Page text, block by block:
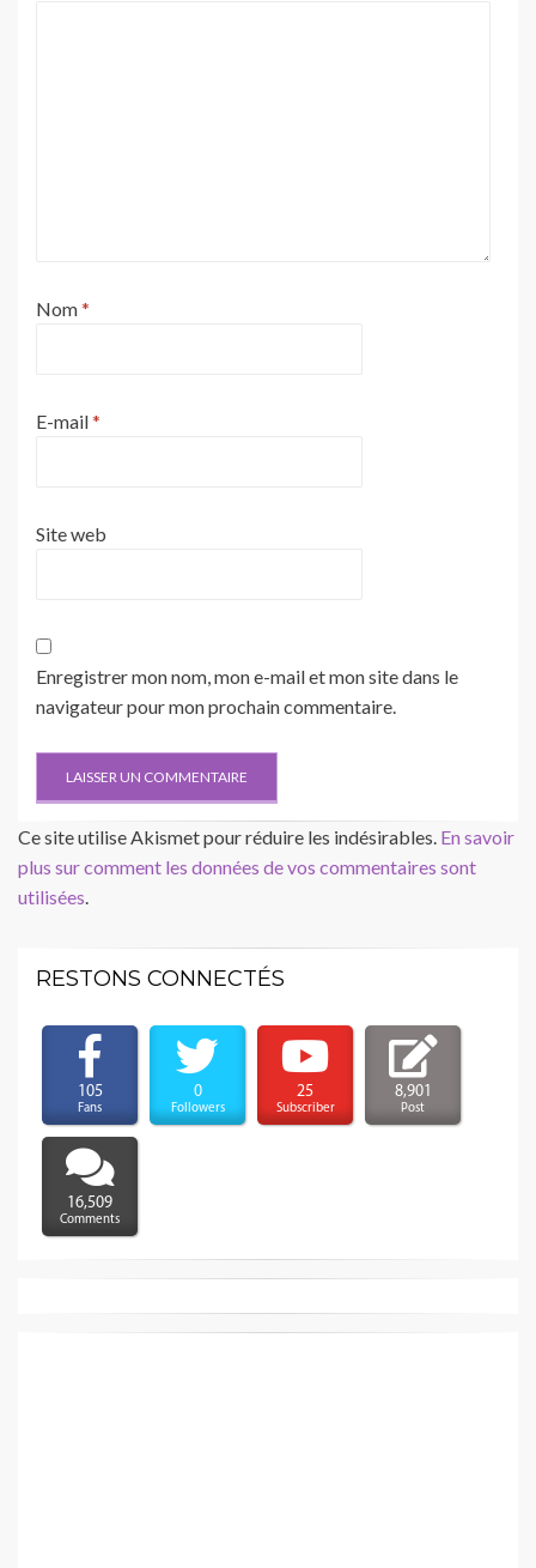
Nom*
E-mail*
Site web
Enregistrer mon nom, mon e-mail et mon site dans le
navigateur pour mon prochain commentaire.
Ce site utilise Akismet pour réduire les indésirables. En savoir
plus sur comment les données de vos commentaires sont
utilisées.
RESTONS CONNECTÉS
105
Fans
0
Followers
25
Subscriber
8,901
Post
16,509
Comments